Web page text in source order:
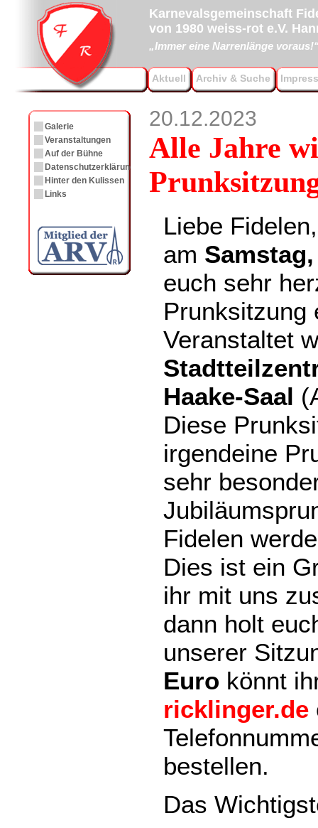
Karnevalsgemeinschaft
von 1980 weiss-rot e.V.
„Immer eine Narrenlänge
Aktuell Archiv & Suche
20.12.2023
Alle Jahre
Liebe Fidelen,
am
euch sehr
Prunksitzung
Veranstaltet
Haake-Saal
Diese
irgendeine
sehr
Fidelen
Dies ist ein
ihr mit uns
dann holt
unserer
Euro könnt
ricklinger.de
bestellen.
Das
Galerie
Veranstaltungen
Auf der Bühne
Datenschutzerklärung
Hinter den Kulissen
Links